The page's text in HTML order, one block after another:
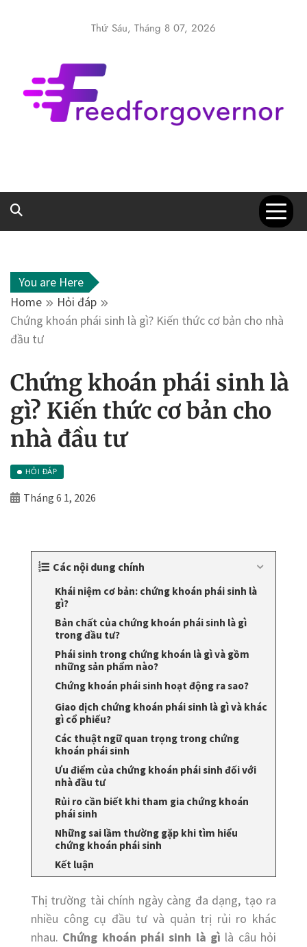
Thứ Sáu, Tháng 8 07, 2026
You are Here
Home
Hỏi đáp
Chứng khoán phái sinh là gì? Kiến thức cơ bản cho nhà
đầu tư
Chứng khoán phái sinh là
gì? Kiến thức cơ bản cho
nhà đầu tư
HỎI ĐÁP
Tháng 6 1, 2026
Các nội dung chính
Khái niệm cơ bản: chứng khoán phái sinh là
gì?
Bản chất của chứng khoán phái sinh là gì
trong đầu tư?
Phái sinh trong chứng khoán là gì và gồm
những sản phẩm nào?
Chứng khoán phái sinh hoạt động ra sao?
Giao dịch chứng khoán phái sinh là gì và khác
gì cổ phiếu?
Các thuật ngữ quan trọng trong chứng
khoán phái sinh
Ưu điểm của chứng khoán phái sinh đối với
nhà đầu tư
Rủi ro cần biết khi tham gia chứng khoán
phái sinh
Những sai lầm thường gặp khi tìm hiểu
chứng khoán phái sinh
Kết luận
Thị trường tài chính ngày càng đa dạng, tạo ra
nhiều công cụ đầu tư và quản trị rủi ro khác
nhau. Chứng khoán phái sinh là gì là câu hỏi